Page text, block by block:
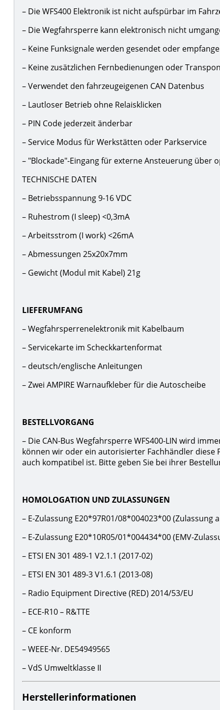
– Die WFS400 Elektronik ist nicht aufspürbar im
– Die Wegfahrsperre kann elektronisch nicht
– Keine Funksignale werden gesendet oder
– Keine zusätzlichen Fernbedienungen oder
– Verwendet den fahrzeugeigenen CAN Datenbus
– Lautloser Betrieb ohne Relaisklicken
– PIN Code jederzeit änderbar
– Service Modus für Werkstätten oder Parkservice
– "Blockade"-Eingang für externe Ansteuerung über
TECHNISCHE DATEN
– Betriebsspannung 9-16 VDC
– Ruhestrom (I sleep) <0,3mA
– Arbeitsstrom (I work) <26mA
– Abmessungen 25x20x7mm
– Gewicht (Modul mit Kabel) 21g
LIEFERUMFANG
– Wegfahrsperrenelektronik mit Kabelbaum
– Servicekarte im Scheckkartenformat
– deutsch/englische Anleitungen
– Zwei AMPIRE Warnaufkleber für die Autoscheibe
BESTELLVORGANG
– Die CAN-Bus Wegfahrsperre WFS400-LIN wird
können wir oder ein autorisierter Fachhändler diese
auch kompatibel ist. Bitte geben Sie bei ihrer
HOMOLOGATION UND ZULASSUNGEN
– E-Zulassung E20*97R01/08*004023*00 (Zulassung
– E-Zulassung E20*10R05/01*004434*00 (EMV-
– ETSI EN 301 489-1 V2.1.1 (2017-02)
– ETSI EN 301 489-3 V1.6.1 (2013-08)
– Radio Equipment Directive (RED) 2014/53/EU
– ECE-R10 – R&TTE
– CE konform
– WEEE-Nr. DE54949565
– VdS Umweltklasse II
Herstellerinformationen